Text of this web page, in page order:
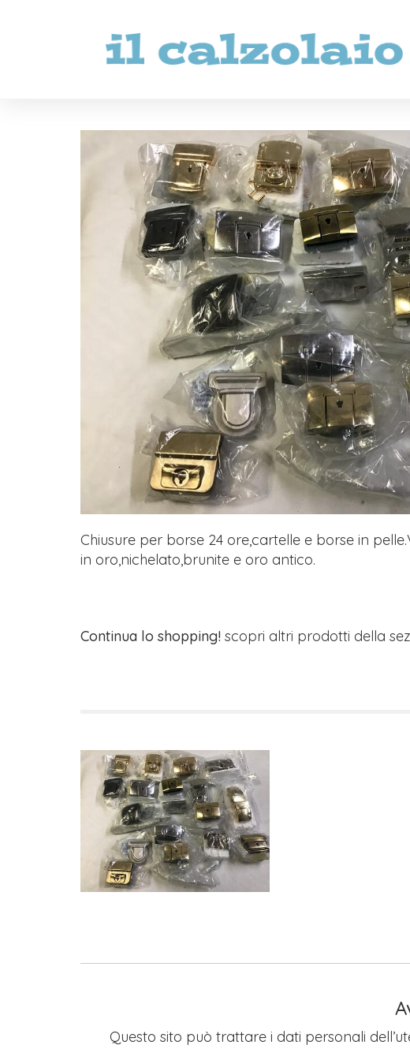
Chiusure per borse 24 ore,cartelle e borse in
in oro,nichelato,brunite e oro antico.
Continua lo shopping! scopri altri prodotti della
Questo sito può trattare i dati personali